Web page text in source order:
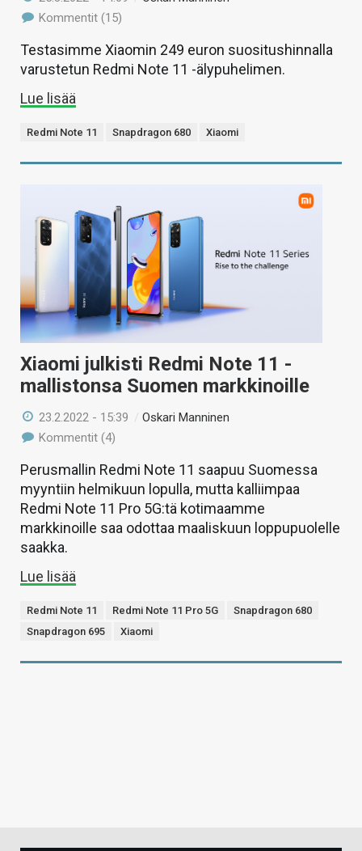
Kommentit (15)
Testasimme Xiaomin 249 euron suositushinnalla
varustetun Redmi Note 11 -älypuhelimen.
Lue lisää
Redmi Note 11 Snapdragon 680 Xiaomi
Xiaomi julkisti Redmi Note 11 -
mallistonsa Suomen markkinoille
23.2.2022 - 15:39 /Oskari Manninen
Kommentit (4)
Perusmallin Redmi Note 11 saapuu Suomessa
myyntiin helmikuun lopulla, mutta kalliimpaa
Redmi Note 11 Pro 5G:tä kotimaamme
markkinoille saa odottaa maaliskuun loppupuolelle
saakka.
Lue lisää
Redmi Note 11 Redmi Note 11 Pro 5G
Snapdragon 680
Snapdragon 695
Xiaomi